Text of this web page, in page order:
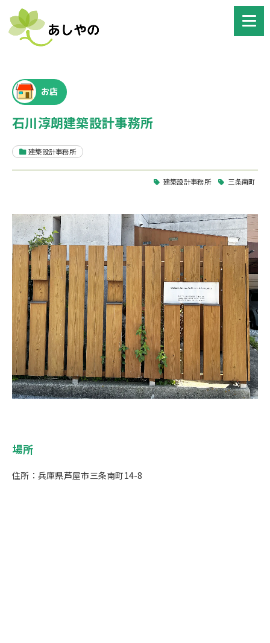
お店
石川淳朗建築設計事務所
建築設計事務所
建築設計事務所 三条南町
場所
住所：兵庫県芦屋市三条南町14-8